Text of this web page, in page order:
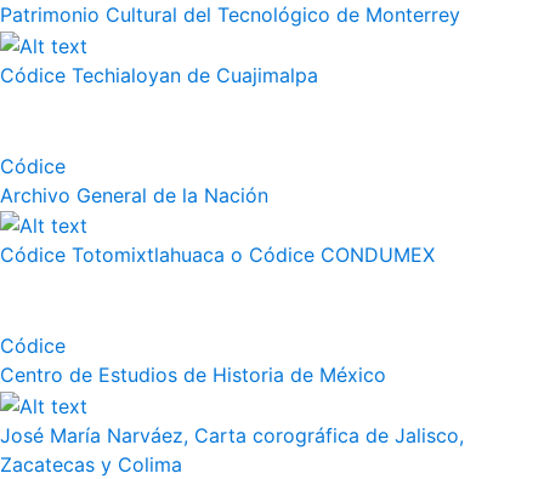
Patrimonio Cultural del Tecnológico de Monterrey
Códice Techialoyan de Cuajimalpa
Códice
Archivo General de la Nación
Códice Totomixtlahuaca o Códice CONDUMEX
Códice
Centro de Estudios de Historia de México
José María Narváez, Carta corográfica de Jalisco,
Zacatecas y Colima